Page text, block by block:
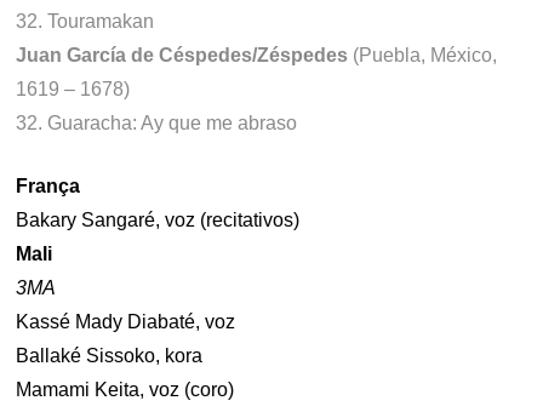
32. Touramakan
Juan García de Céspedes/Zéspedes (Puebla, México,
1619 – 1678)
32. Guaracha: Ay que me abraso
França
Bakary Sangaré, voz (recitativos)
Mali
3MA
Kassé Mady Diabaté, voz
Ballaké Sissoko, kora
Mamami Keita, voz (coro)